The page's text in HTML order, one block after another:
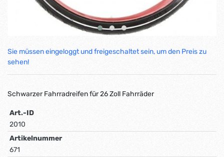
Sie müssen eingeloggt und freigeschaltet sein, um den Preis zu
sehen!
Schwarzer Fahrradreifen für 26 Zoll Fahrräder
Art.-ID
2010
Artikelnummer
671